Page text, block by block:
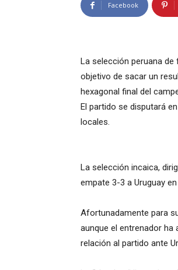
Facebook
La selección peruana
objetivo de sacar un
hexagonal final del
El partido se disputará
locales.
La selección incaica,
empate 3-3 a Uruguay
Afortunadamente para
aunque el entrenador
relación al partido ante